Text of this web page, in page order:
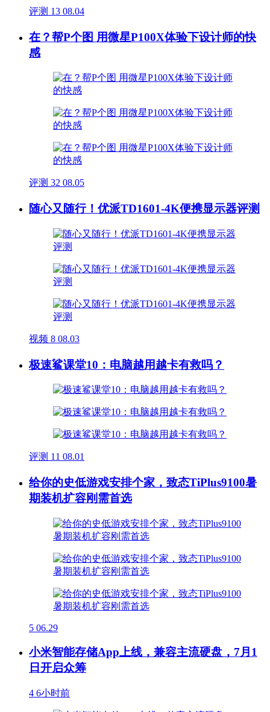
评测 13 08.04
在？帮P个图 用微星P100X体验下设计师的快
感
评测 32 08.05
随心又随行！优派TD1601-4K便携显示器评测
视频 8 08.03
极速鲨课堂10：电脑越用越卡有救吗？
评测 11 08.01
给你的史低游戏安排个家，致态TiPlus9100暑
期装机扩容刚需首选
5 06.29
小米智能存储App上线，兼容主流硬盘，7月1
日开启众筹
4 6小时前